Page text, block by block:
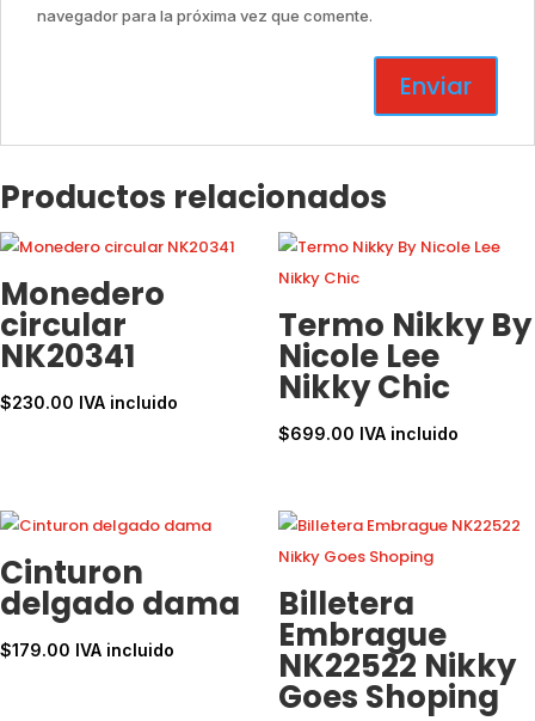
navegador para la próxima vez que comente.
Productos relacionados
Monedero
circular
NK20341
$230.00 IVA incluido
Termo Nikky By
Nicole Lee
Nikky Chic
$699.00 IVA incluido
Cinturon
delgado dama
$179.00 IVA incluido
Billetera
Embrague
NK22522 Nikky
Goes Shoping